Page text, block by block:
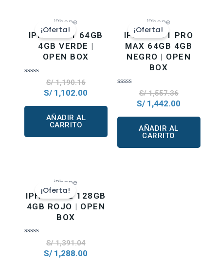
¡Oferta!
iPhone
IPHONE 11 64GB
4GB VERDE |
OPEN BOX
Valorado
5
S/1,190.16
S/ 1,102.00
AÑADIR AL
CARRITO
¡Oferta!
iPhone
IPHONE 11 PRO
MAX 64GB 4GB
NEGRO | OPEN
BOX
Valorado
5
S/1,557.36
S/ 1,442.00
AÑADIR AL
CARRITO
¡Oferta!
iPhone
IPHONE 12 128GB
4GB ROJO | OPEN
BOX
ValoradoS/1,391.04
S/ 1,288.00